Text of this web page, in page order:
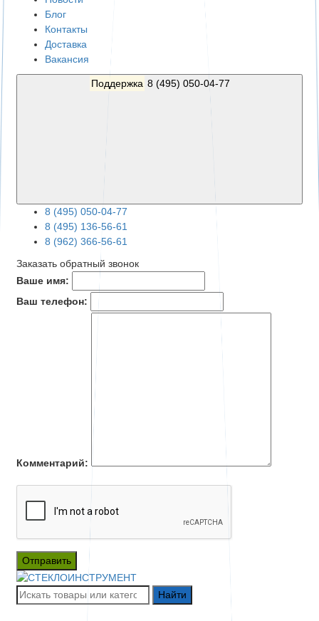
Блог
Контакты
Доставка
Вакансия
Поддержка
8 (495) 050-04-77
8 (495) 136-56-61
8 (962) 366-56-61
Заказать обратный звонок
Ваше имя:
Ваш телефон:
Комментарий:
Отправить
Найти